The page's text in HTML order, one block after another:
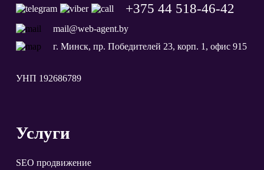
+375 44 518-46-42
mail@web-agent.by
г. Минск, пр. Победителей 23, корп. 1, офис 915
УНП 192686789
Услуги
SEO продвижение